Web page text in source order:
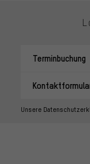
Terminbuchung
Unsere